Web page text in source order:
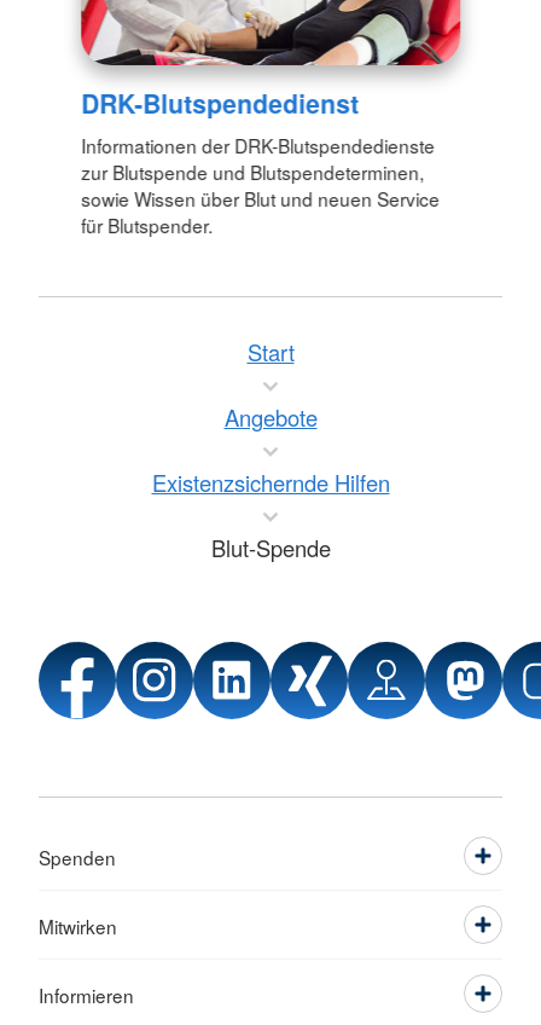
DRK-Blutspendedienst
Informationen der DRK-Blutspendedienste
zur Blutspende und Blutspendeterminen,
sowie Wissen über Blut und neuen Service
für Blutspender.
Start
Angebote
Existenzsichernde Hilfen
Blut-Spende
Spenden
Mitwirken
Informieren